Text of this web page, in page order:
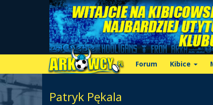
Forum Kibice
Patryk Pękala